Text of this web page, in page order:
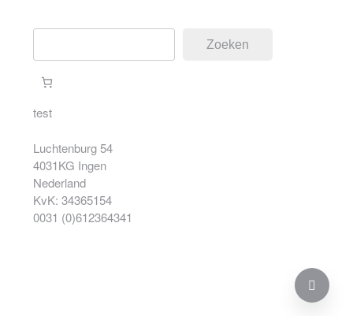
Zoeken
test
Luchtenburg 54
4031KG Ingen
Nederland
KvK: 34365154
0031 (0)612364341